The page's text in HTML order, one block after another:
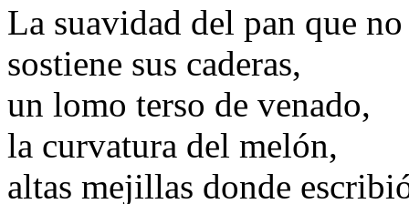
La suavidad del pan que
sostiene sus caderas,
un lomo terso de venado,
la curvatura del melón,
altas mejillas donde